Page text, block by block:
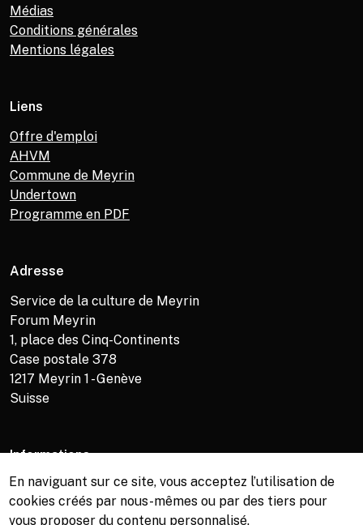
Médias
Conditions générales
Mentions légales
Liens
Offre d'emploi
AHVM
Commune de Meyrin
Undertown
Programme en PDF
Adresse
Service de la culture de Meyrin
Forum Meyrin
1, place des Cinq-Continents
Case postale 378
1217 Meyrin 1 - Genève
Suisse
Informations
Service de la culture +41 (0)22 989 16 69
Billetterie +41 (0)22 989 34 34
En naviguant sur ce site, vous acceptez l’utilisation de
cookies créés par nous-mêmes ou par des tiers pour
vous proposer du contenu personnalisé.